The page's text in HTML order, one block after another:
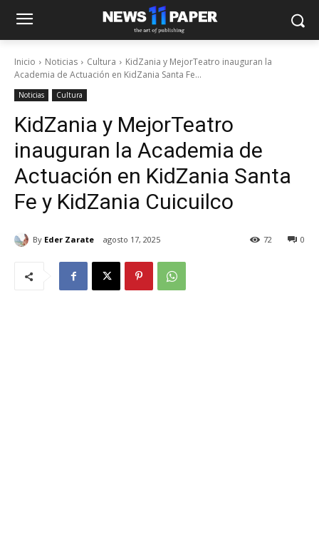
Inicio Noticias Cultura
KidZania y MejorTeatro inauguran la
Academia de Actuación en KidZania Santa Fe...
Noticias Cultura
KidZania y MejorTeatro
inauguran la Academia de
Actuación en KidZania Santa
Fe y KidZania Cuicuilco
By Eder Zarate agosto 17, 2025 0
72